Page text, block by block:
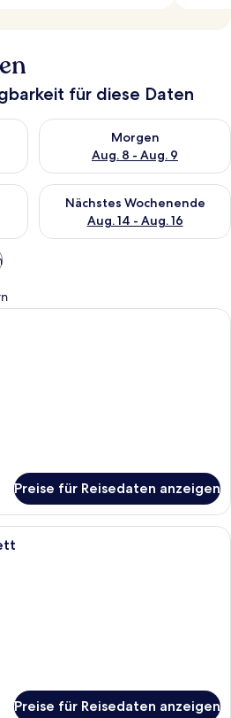
für diese Daten
für heute Nacht, Aug. 7 - Aug. 8.
Morgen
Aug. 8 - Aug. 9
Überprüfe die Verfügbarkeit
für dieses Wochenende, Aug. 7
Nächstes Wochenende
Aug. 14 - Aug. 16
Überprüfe die Verfügbarkeit
Hochwertige Bettwaren, Pillowtop-
Preise für Reisedaten anzeigen
Preise für Reisedaten anzeigen